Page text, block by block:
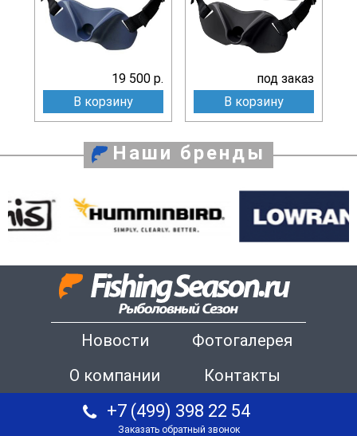
19 500 р.
В корзину
под заказ
В корзину
Наши бренды
Новости
Фотогалерея
О компании
Контакты
+7 (499) 398 22 54
Заказать обратный звонок